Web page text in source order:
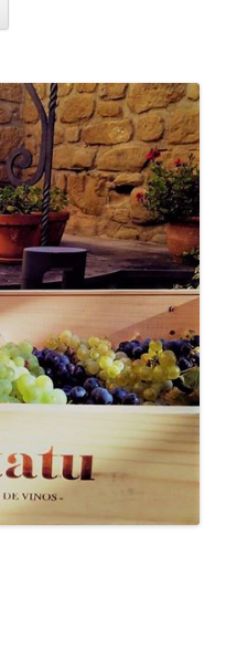
Ir al contenido